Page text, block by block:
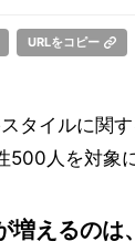
URLをコピー
タイルに関
人を対象
増えるの